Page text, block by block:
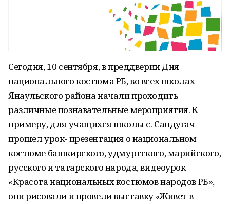
Сегодня, 10 сентября, в преддверии Дня
национального костюма РБ, во всех школах
Янаульского района начали проходить
различные познавательные мероприятия. К
примеру, для учащихся школы с. Сандугач
прошел урок- презентация о национальном
костюме башкирского, удмуртского, марийского,
русского и татарского народа, видеоурок
«Красота национальных костюмов народов РБ»,
они рисовали и провели выставку «Живет в